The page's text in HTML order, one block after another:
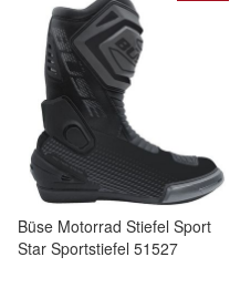
Büse Motorrad Stiefel Sport
Star Sportstiefel 51527